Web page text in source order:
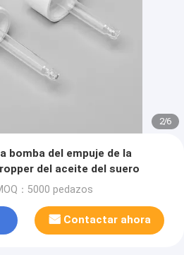
2/6
bomba del empuje de la
del aceite del suero
：5000 pedazos
Contactar ahora